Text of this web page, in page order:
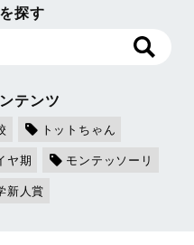
探す
テンツ
トットちゃん
ヤ期
モンテッソーリ
新人賞